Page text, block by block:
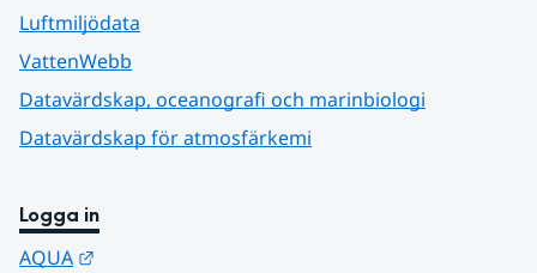
Luftmiljödata
VattenWebb
Datavärdskap, oceanografi och marinbiologi
Datavärdskap för atmosfärkemi
Logga in
AQUA